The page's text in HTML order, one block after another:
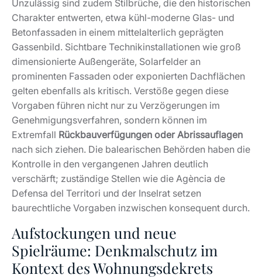
Unzulässig sind zudem Stilbrüche, die den historischen
Charakter entwerten, etwa kühl-moderne Glas- und
Betonfassaden in einem mittelalterlich geprägten
Gassenbild. Sichtbare Technikinstallationen wie groß
dimensionierte Außengeräte, Solarfelder an
prominenten Fassaden oder exponierten Dachflächen
gelten ebenfalls als kritisch. Verstöße gegen diese
Vorgaben führen nicht nur zu Verzögerungen im
Genehmigungsverfahren, sondern können im
Extremfall Rückbauverfügungen oder Abrissauflagen
nach sich ziehen. Die balearischen Behörden haben die
Kontrolle in den vergangenen Jahren deutlich
verschärft; zuständige Stellen wie die Agència de
Defensa del Territori und der Inselrat setzen
baurechtliche Vorgaben inzwischen konsequent durch.
Aufstockungen und neue
Spielräume: Denkmalschutz im
Kontext des Wohnungsdekrets